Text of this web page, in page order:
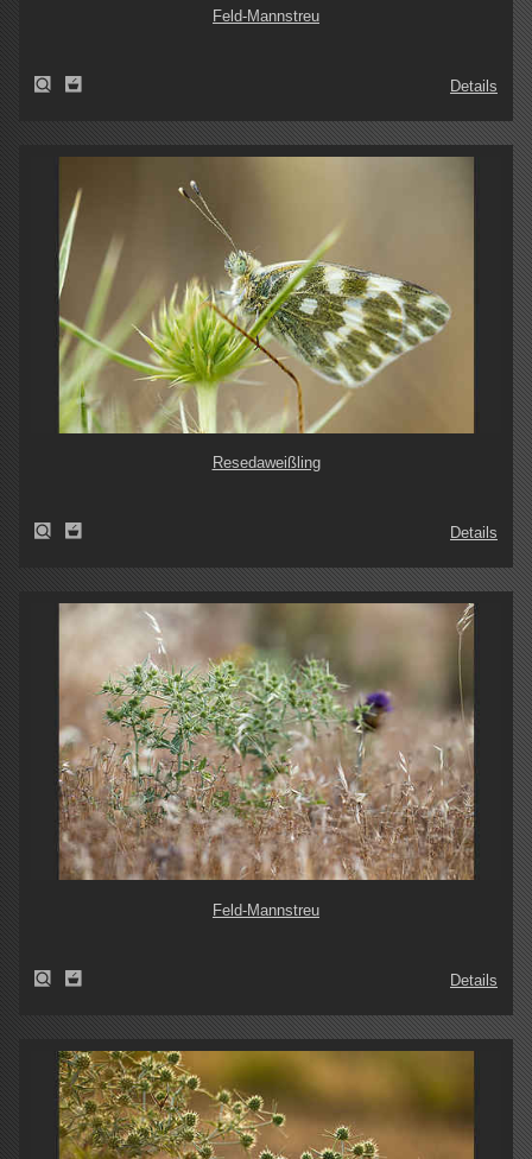
Feld-Mannstreu
Details
Resedaweißling
Details
Feld-Mannstreu
Details